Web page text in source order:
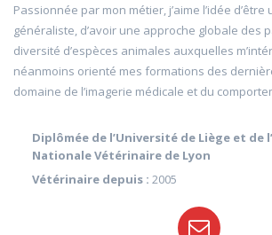
Passionnée par mon métier, j’aime l’idée
généraliste, d’avoir une approche globale des
diversité d’espèces animales auxquelles
néanmoins orienté mes formations des
domaine de l’imagerie médicale et du
Diplômée de l’Université de Liège et de
Nationale Vétérinaire de Lyon
Vétérinaire depuis : 2005